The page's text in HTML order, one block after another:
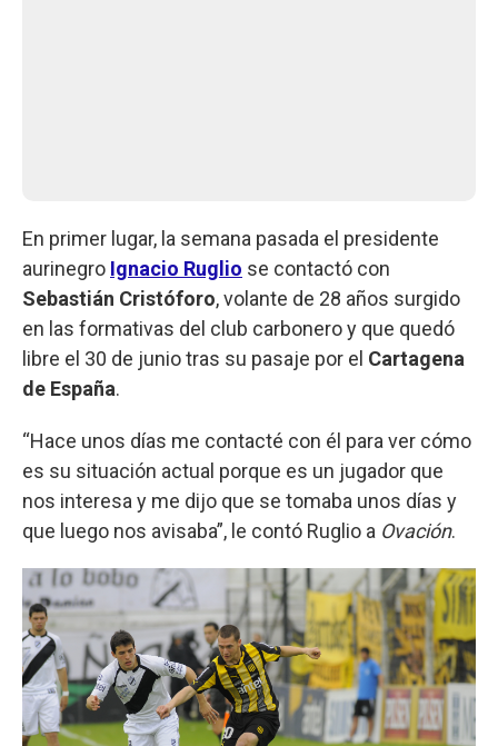
En primer lugar, la semana pasada el presidente
aurinegro Ignacio Ruglio se contactó con
Sebastián Cristóforo, volante de 28 años surgido
en las formativas del club carbonero y que quedó
libre el 30 de junio tras su pasaje por el Cartagena
de España.
“Hace unos días me contacté con él para ver cómo
es su situación actual porque es un jugador que
nos interesa y me dijo que se tomaba unos días y
que luego nos avisaba”, le contó Ruglio a Ovación.